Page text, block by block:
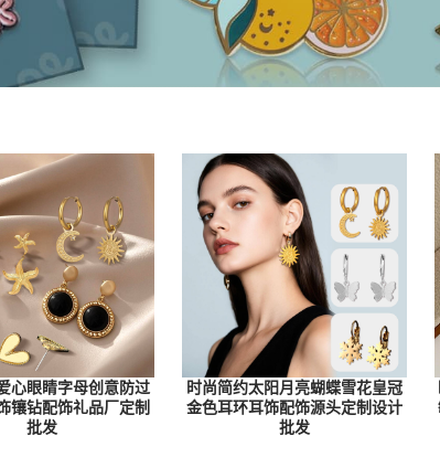
心眼睛字母创意防过
镶钻配饰礼品厂定制
批发
时尚简约太阳月亮蝴蝶雪花皇冠
金色耳环耳饰配饰源头定制设计
批发